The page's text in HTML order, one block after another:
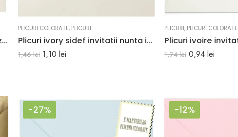
Plicuri ivoire invitatii nunta botez sau felicitari i8 133 x 184 mm set 20 buc
PLICURI COLORATE, PLICURI
Plicuri ivory sidef invitatii nunta i8 133 x 184 mm set 20 buc
1,46lei 1,10 lei
PLICURI, PLICURI COLORATE
1,94lei 0,94 lei
-27% -12%